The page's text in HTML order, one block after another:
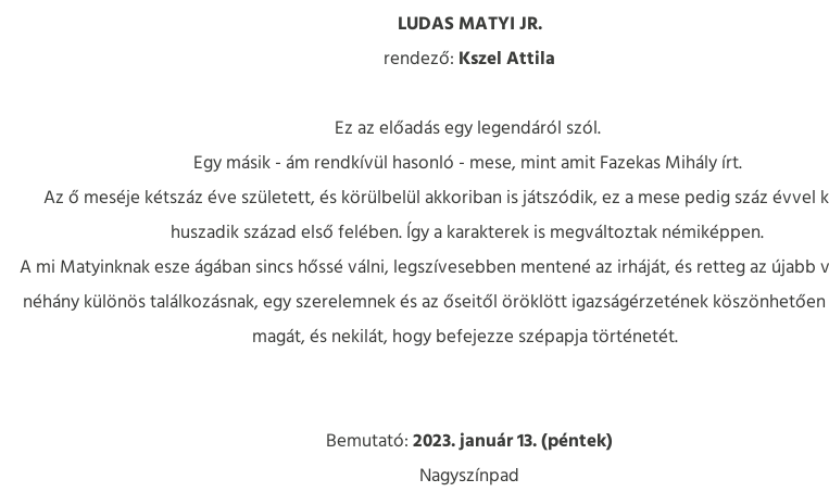
LUDAS MATYI JR.
rendező: Kszel Attila
Ez az előadás egy legendáról szól.
Egy másik - ám rendkívül hasonló - mese, mint amit Fazekas Mihály írt.
Az ő meséje kétszáz éve született, és körülbelül akkoriban is játszódik, ez a mese pedig száz évvel
huszadik század első felében. Így a karakterek is megváltoztak némiképpen.
A mi Matyinknak esze ágában sincs hőssé válni, legszívesebben mentené az irháját, és retteg az újabb
néhány különös találkozásnak, egy szerelemnek és az őseitől öröklött igazságérzetének
magát, és nekilát, hogy befejezze szépapja történetét.
Bemutató:2023. január 13. (péntek)
Nagyszínpad